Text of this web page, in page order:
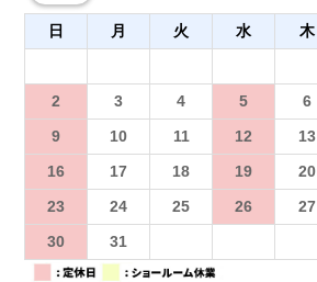
日 月 火 水 木
2
3 4 5 6
9
10 11 12 13
16
17 18 19 20
23
24 25 26 27
30
31